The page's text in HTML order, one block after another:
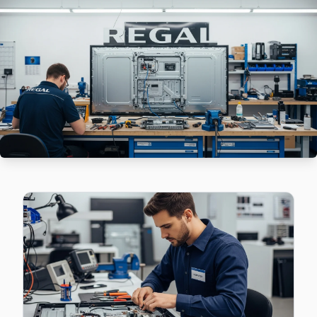
Çayırbaşı mahallesi Regal TV servis hattımız günlük
Sarıyer Regal Servis →
Cumhuriyet Regal Servis
Cumhuriyet mahallesi Regal TV servis hattımız günlük
Cumhuriyet Regal Anakart Tamiri →
Darüşşafaka Regal Servis
Darüşşafaka mahallesi Regal TV servisinde şeffaf
Demirciköy Regal Servis
Regal TV Demirciköy adresinde firmware güncellemesi
Sarıyer TV Servis Merkezi →
Emirgan Regal Servis
Emirgan'deki Regal TV sahiplerinin yüzde sekseni tamir